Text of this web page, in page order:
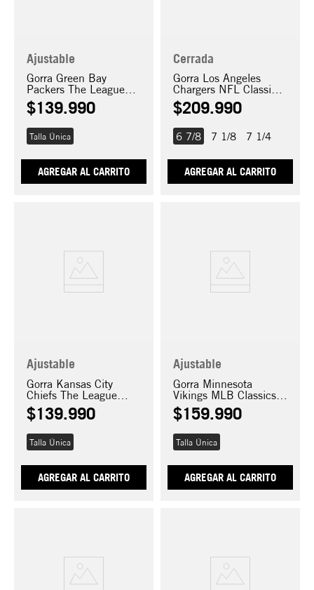
Ajustable
Gorra Green Bay
Packers The League
9FORTY
$139.990
Talla Única
AGREGAR AL CARRITO
Cerrada
Gorra Los Angeles
Chargers NFL Classics
59FIFTY
$209.990
6 7/8 7 1/4
7 1/8
AGREGAR AL CARRITO
Ajustable
Gorra Kansas City
Chiefs The League
9FORTY
$139.990
Talla Única
AGREGAR AL CARRITO
Ajustable
Gorra Minnesota
Vikings MLB Classics
9FIFTY
$159.990
Talla Única
AGREGAR AL CARRITO